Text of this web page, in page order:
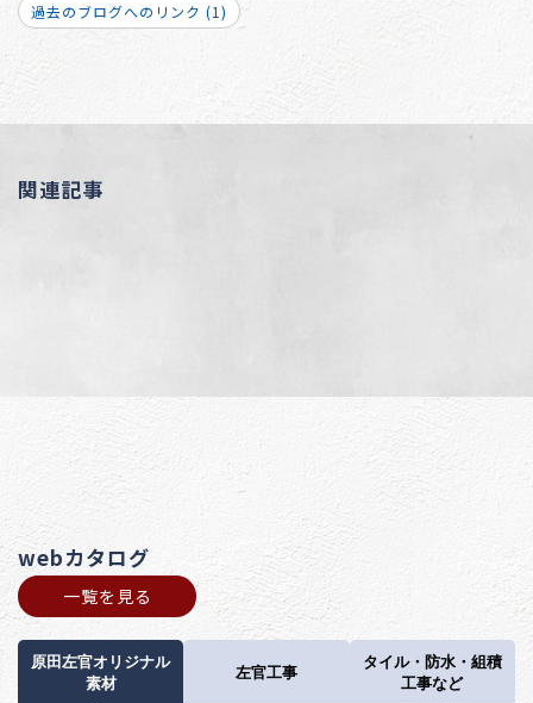
過去のブログへのリンク (1)
関連記事
webカタログ
一覧を見る
原田左官オリジナル
素材
左官工事
タイル・防水・組積
工事など